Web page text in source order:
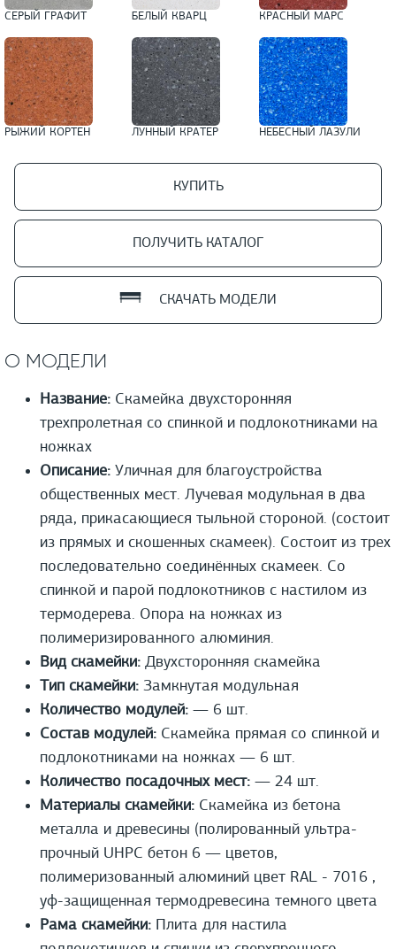
СЕРЫЙ ГРАФИТ БЕЛЫЙ КВАРЦ КРАСНЫЙ МАРС
РЫЖИЙ КОРТЕН ЛУННЫЙ КРАТЕР НЕБЕСНЫЙ ЛАЗУЛИ
КУПИТЬ
ПОЛУЧИТЬ КАТАЛОГ
СКАЧАТЬ МОДЕЛИ
О МОДЕЛИ
Название: Скамейка двухсторонняя
трехпролетная со спинкой и подлокотниками на
ножках
Описание: Уличная для благоустройства
общественных мест. Лучевая модульная в два
ряда, прикасающиеся тыльной стороной. (состоит
из прямых и скошенных скамеек). Состоит из трех
последовательно соединённых скамеек. Со
спинкой и парой подлокотников с настилом из
термодерева. Опора на ножках из
полимеризированного алюминия.
Вид скамейки: Двухсторонняя скамейка
Тип скамейки: Замкнутая модульная
Количество модулей: — 6 шт.
Состав модулей: Скамейка прямая со спинкой и
подлокотниками на ножках — 6 шт.
Количество посадочных мест: — 24 шт.
Материалы скамейки: Скамейка из бетона
металла и древесины (полированный ультра-
прочный UHPС бетон 6 — цветов,
полимеризованный алюминий цвет RAL - 7016 ,
уф-защищенная термодревесина темного цвета
Рама скамейки: Плита для настила